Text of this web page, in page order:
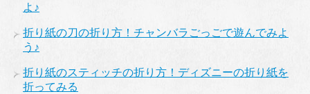
よ♪
折り紙の刀の折り方！チャンバラごっごで遊んでみよ
う♪
折り紙のスティッチの折り方！ディズニーの折り紙を
折ってみる